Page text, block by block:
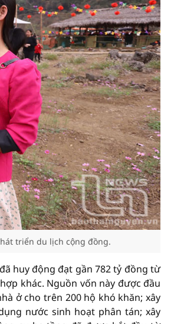
triển du lịch cộng đồng.
huy động đạt gần 782 tỷ đồng từ
khác. Nguồn vốn này được đầu
ở cho trên 200 hộ khó khăn; xây
nước sinh hoạt phân tán; xây